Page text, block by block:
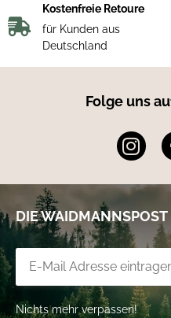
Verstellbare Beinenden,
Gürtelschlaufen in der Taille,
Vordertaschen,
Beinenden,
Oberschenkels
Material 1: 65% Polyester
Material 2: 94% Polyester,
Kostenfreie Retoure
für Kunden aus
Deutschland
Folge uns
DIE WAIDMANNSPOST
Nichts mehr verpassen!